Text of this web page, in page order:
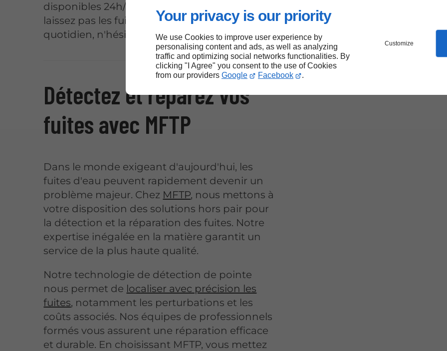
Your privacy is our priority
We use Cookies to improve user experience by
personalising content and ads, as well as analyzing
traffic and optimizing social networks functionalities. By
clicking "I Agree" you consent to the use of Cookies
from our providers Google Facebook .
Customize
disponibles 24h/24 et 7j/7 à Villecroze. Ne
laissez pas les fuites d'eau perturber votre
quotidien, n'hésitez pas à nous contacter.
Détectez et réparez vos
fuites avec MFTP
Dans le monde exigeant d'aujourd'hui, les
fuites d'eau peuvent rapidement devenir un
problème majeur. Chez MFTP, nous mettons à
votre disposition des solutions hors pair pour
la détection et la réparation des fuites. Notre
expertise inégalée en la matière garantit un
service de la plus haute qualité.
Notre technologie de détection de pointe
nous permet de localiser avec précision les
fuites, notamment les perturbations et les
coûts associés. Nos équipes de professionnels
formés vous assurent une réparation efficace
et durable. En choisissant MFTP, vous mettez